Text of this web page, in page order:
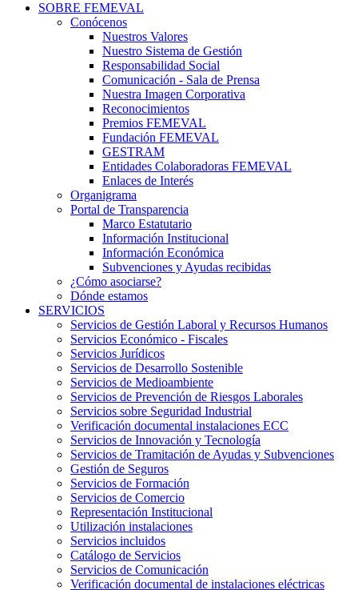
SOBRE FEMEVAL
Conócenos
Nuestros Valores
Nuestro Sistema de Gestión
Responsabilidad Social
Comunicación - Sala de Prensa
Nuestra Imagen Corporativa
Reconocimientos
Premios FEMEVAL
Fundación FEMEVAL
GESTRAM
Entidades Colaboradoras FEMEVAL
Enlaces de Interés
Organigrama
Portal de Transparencia
Marco Estatutario
Información Institucional
Información Económica
Subvenciones y Ayudas recibidas
¿Cómo asociarse?
Dónde estamos
SERVICIOS
Servicios de Gestión Laboral y Recursos Humanos
Servicios Económico - Fiscales
Servicios Jurídicos
Servicios de Desarrollo Sostenible
Servicios de Medioambiente
Servicios de Prevención de Riesgos Laborales
Servicios sobre Seguridad Industrial
Verificación documental instalaciones ECC
Servicios de Innovación y Tecnología
Servicios de Tramitación de Ayudas y Subvenciones
Gestión de Seguros
Servicios de Formación
Servicios de Comercio
Representación Institucional
Utilización instalaciones
Servicios incluidos
Catálogo de Servicios
Servicios de Comunicación
Verificación documental de instalaciones eléctricas